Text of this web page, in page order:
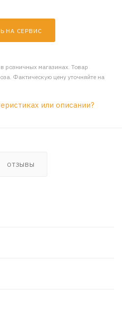
НА СЕРВИС
розничных магазинах. Товар
Фактическую цену уточняйте на
или описании?
ОТЗЫВЫ